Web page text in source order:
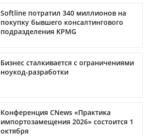
Softline потратил 340 миллионов на
покупку бывшего консалтингового
подразделения KPMG
Бизнес сталкивается с ограничениями
ноукод-разработки
Конференция CNews «Практика
импортозамещения 2026» состоится 1
октября